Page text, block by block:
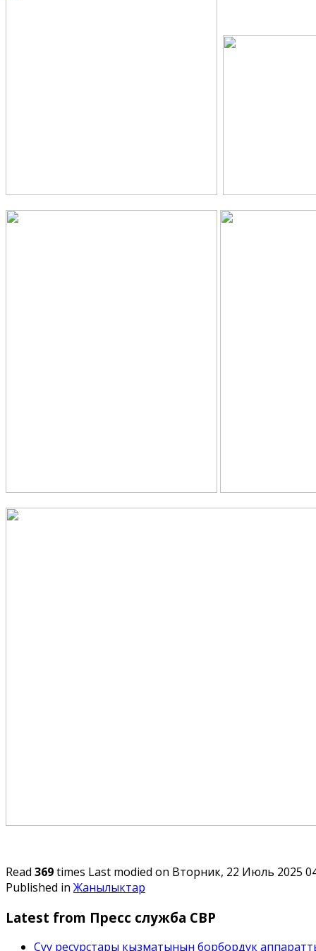
Read 369times Last modified on Вторник, 22 Июль 2025
Published in Жанылыктар
Latest from Пресс служба СВР
Суу ресурстары кызматынын борбордук